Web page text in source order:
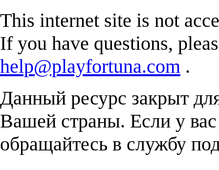
This internet site is not
If you have questions,
help@playfortuna.com .
Данный ресурс закрыт
Вашей страны. Если у
обращайтесь в службу